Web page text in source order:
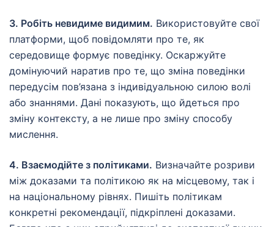
3. Робіть невидиме видимим. Використовуйте свої
платформи, щоб повідомляти про те, як
середовище формує поведінку. Оскаржуйте
домінуючий наратив про те, що зміна поведінки
передусім пов’язана з індивідуальною силою волі
або знаннями. Дані показують, що йдеться про
зміну контексту, а не лише про зміну способу
мислення.
4. Взаємодійте з політиками. Визначайте розриви
між доказами та політикою як на місцевому, так і
на національному рівнях. Пишіть політикам
конкретні рекомендації, підкріплені доказами.